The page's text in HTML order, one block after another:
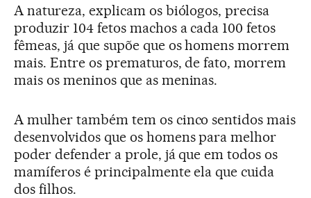
A natureza, explicam os biólogos, precisa
produzir 104 fetos machos a cada 100 fetos
fêmeas, já que supõe que os homens morrem
mais. Entre os prematuros, de fato, morrem
mais os meninos que as meninas.
A mulher também tem os cinco sentidos mais
desenvolvidos que os homens para melhor
poder defender a prole, já que em todos os
mamíferos é principalmente ela que cuida
dos filhos.